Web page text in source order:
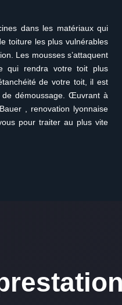
dans les matériaux qui
toiture les plus vulnérables
Les mousses s’attaquent
qui rendra votre toit plus
de votre toit, il est
démoussage. Œuvrant à
, renovation lyonnaise
pour traiter au plus vite